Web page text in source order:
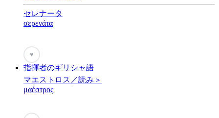
セレナータ
σερενάτα
♥
指揮者のギリシャ語
マエストロス／読み＞
μαέστρος